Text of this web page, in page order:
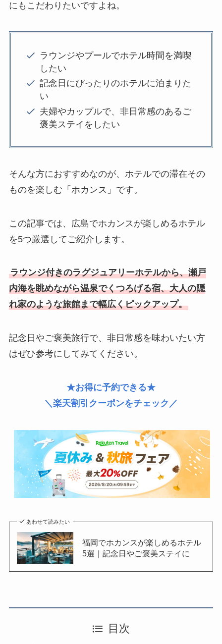
にもこだわりたいですよね。
ラウンジやプールでホテル時間を満喫
したい
記念日にぴったりのホテルに泊まりた
い
夫婦やカップルで、非日常感のあるご
褒美ステイをしたい
そんな方におすすめなのが、ホテルでの滞在その
ものを楽しむ「ホカンス」です。
この記事では、広島でホカンスが楽しめるホテル
を5つ厳選してご紹介します。
ラウンジ付きのラグジュアリーホテルから、瀬戸
内海を眺めながら温泉でくつろげる宿、大人の隠
れ家のような旅館まで幅広くピックアップ。
記念日やご褒美旅行で、非日常感を味わいたい方
はぜひ参考にしてみてください。
★お得に予約できる★
＼楽天割引クーポンをチェック／
あわせて読みたい
福岡でホカンスが楽しめるホテル
5選｜記念日やご褒美ステイに
目次